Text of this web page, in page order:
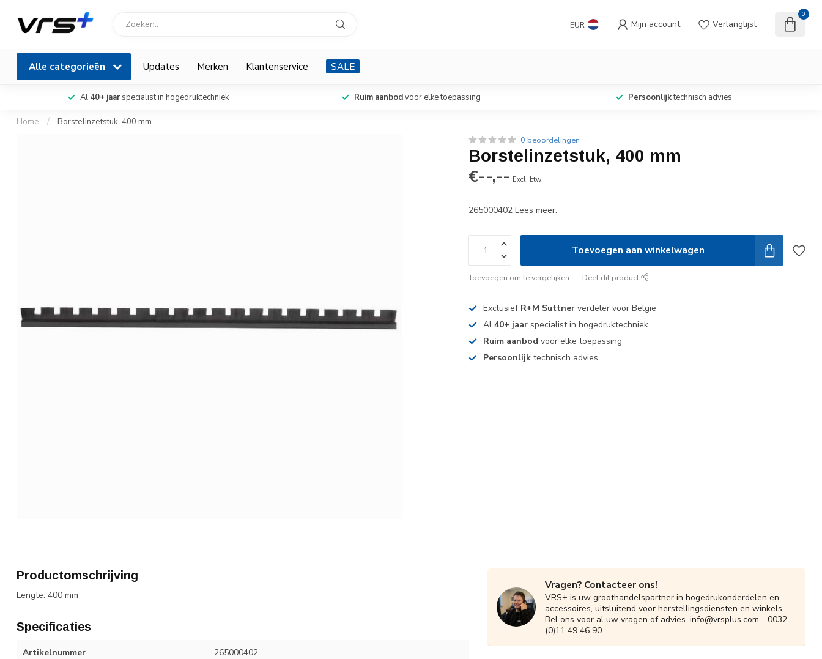
EUR Mijn account Verlanglijst
0
Alle categorieën Updates Merken Klantenservice SALE
Al 40+ jaarspecialist in hogedruktechniek Ruim aanbodvoor elke toepassing Persoonlijktechnisch advies
Home / Borstelinzetstuk, 400 mm
0 beoordelingen
Borstelinzetstuk, 400 mm
€--,-- Excl. btw
265000402Lees meer.
Toevoegen aan winkelwagen
Toevoegen om te vergelijken Deel dit product
Exclusief R+M Suttner verdeler voor België
Al40+ jaar specialist in hogedruktechniek
Ruim aanbod voor elke toepassing
Persoonlijk technisch advies
Productomschrijving
Lengte: 400 mm
Specificaties
Artikelnummer 265000402
Vragen? Contacteer ons!
VRS+ is uw groothandelspartner in hogedrukonderdelen en -
accessoires, uitsluitend voor herstellingsdiensten en winkels.
Bel ons voor al uw vragen of advies. info@vrsplus.com - 0032
(0)11 49 46 90